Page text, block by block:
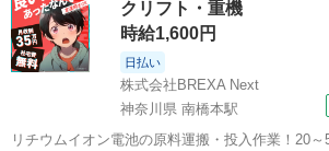
クリフト・重機
時給1,600円
日払い
株式会社BREXA Next
神奈川県 南橋本駅
リチウムイオン電池の原料運搬・投入作業！20～